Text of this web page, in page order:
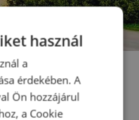
Mentés a kedvencek közé
használ
a
érdekében. A
Ön hozzájárul
a Cookie